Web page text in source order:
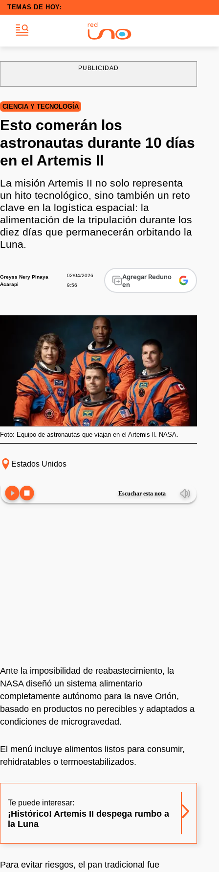
TEMAS DE HOY:
PUBLICIDAD
CIENCIA Y TECNOLOGÍA
Esto comerán los
astronautas durante 10 días
en el Artemis ll
La misión Artemis II no solo representa
un hito tecnológico, sino también un reto
clave en la logística espacial: la
alimentación de la tripulación durante los
diez días que permanecerán orbitando la
Luna.
Greyss Nery Pinaya
Acarapi
02/04/2026
9:56
Agregar Reduno
en
Foto: Equipo de astronautas que viajan en el Artemis ll. NASA.
Estados Unidos
Escuchar esta nota
Ante la imposibilidad de reabastecimiento, la
NASA diseñó un sistema alimentario
completamente autónomo para la nave Orión,
basado en productos no perecibles y adaptados a
condiciones de microgravedad.
El menú incluye alimentos listos para consumir,
rehidratables o termoestabilizados.
Te puede interesar:
¡Histórico! Artemis II despega rumbo a
la Luna
Para evitar riesgos, el pan tradicional fue